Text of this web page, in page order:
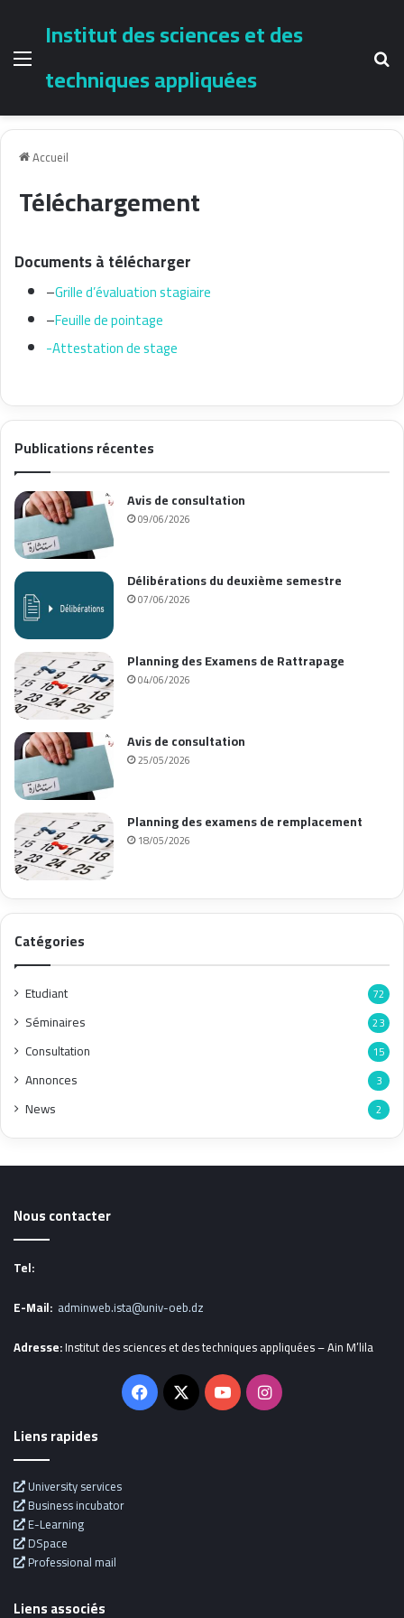
Menu
Institut des sciences et des
techniques appliquées
Accueil
Téléchargement
Documents à télécharger
–Grille d’évaluation stagiaire
–Feuille de pointage
-Attestation de stage
Publications récentes
Avis de consultation
09/06/2026
Délibérations du deuxième semestre
07/06/2026
Planning des Examens de Rattrapage
04/06/2026
Avis de consultation
25/05/2026
Planning des examens de remplacement
18/05/2026
Catégories
Etudiant 72
Séminaires 23
Consultation 15
Annonces 3
News 2
Nous contacter
Tel:
E-Mail: adminweb.ista@univ-oeb.dz
Adresse:Institut des sciences et des techniques appliquées – Ain M’lila
Facebook
X YouTubeInstagram
Liens rapides
University services
Business incubator
E-Learning
DSpace
Professional mail
Liens associés